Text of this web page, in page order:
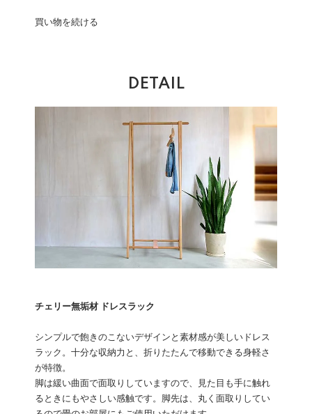
買い物を続ける
DETAIL
チェリー無垢材 ドレスラック
シンプルで飽きのこないデザインと素材感が美しいドレス
ラック。十分な収納力と、折りたたんで移動できる身軽さ
が特徴。
脚は緩い曲面で面取りしていますので、見た目も手に触れ
るときにもやさしい感触です。脚先は、丸く面取りしてい